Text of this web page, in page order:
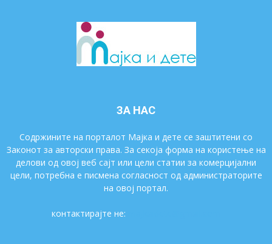
ЗА НАС
Содржините на порталот Мајка и дете се заштитени со
Законот за авторски права. За секоја форма на користење на
делови од овој веб сајт или цели статии за комерцијални
цели, потребна е писмена согласност од администраторите
на овој портал.
контактирајте не: